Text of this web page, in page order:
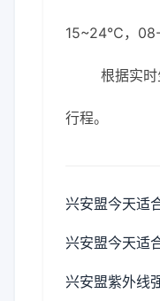
15~24℃，08-
根据实
行程。
兴安盟今天适
兴安盟今天适
兴安盟紫外线